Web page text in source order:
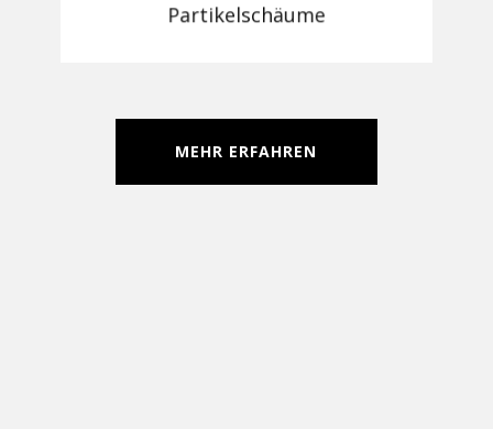
Partikelschäume
MEHR ERFAHREN